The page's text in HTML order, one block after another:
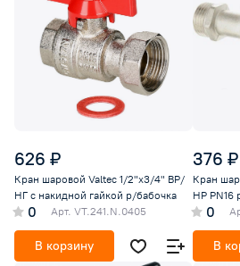
626 ₽
Кран шаровой Valtec 1/2"х3/4" ВР/
НГ с накидной гайкой р/бабочка
0 Арт. VT.241.N.0405
В корзину
376 ₽
Кран
НР PN16
0
В